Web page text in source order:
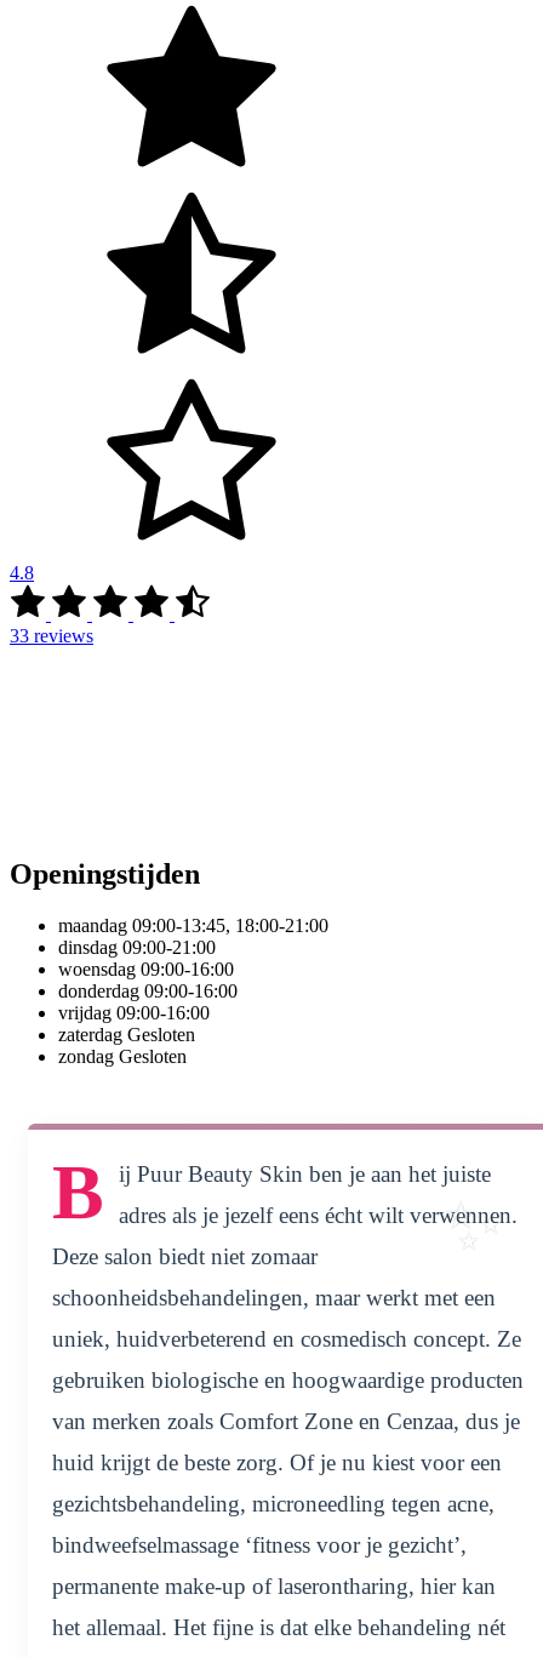
4.8
33 reviews
Openingstijden
maandag 09:00-13:45, 18:00-21:00
dinsdag 09:00-21:00
woensdag 09:00-16:00
donderdag 09:00-16:00
vrijdag 09:00-16:00
zaterdag Gesloten
zondag Gesloten
B
ij Puur Beauty Skin ben je aan het juiste
adres als je jezelf eens écht wilt verwennen.
Deze salon biedt niet zomaar
schoonheidsbehandelingen, maar werkt met een
uniek, huidverbeterend en cosmedisch concept. Ze
gebruiken biologische en hoogwaardige producten
van merken zoals Comfort Zone en Cenzaa, dus je
huid krijgt de beste zorg. Of je nu kiest voor een
gezichtsbehandeling, microneedling tegen acne,
bindweefselmassage ‘fitness voor je gezicht’,
permanente make-up of laserontharing, hier kan
het allemaal. Het fijne is dat elke behandeling nét